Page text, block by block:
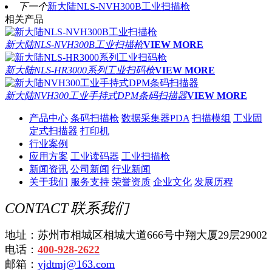
下一个新大陆NLS-NVH300B工业扫描枪
相关产品
新大陆NLS-NVH300B工业扫描枪VIEW MORE
新大陆NLS-HR3000系列工业扫码枪VIEW MORE
新大陆NVH300工业手持式DPM条码扫描器VIEW MORE
产品中心 条码扫描枪 数据采集器PDA 扫描模组 工业固
定式扫描器 打印机
行业案例
应用方案 工业读码器 工业扫描枪
新闻资讯 公司新闻 行业新闻
关于我们 服务支持 荣誉资质 企业文化 发展历程
CONTACT联系我们
地址：苏州市相城区相城大道666号中翔大厦29层29002
电话： 400-928-2622
邮箱： yjdtmj@163.com